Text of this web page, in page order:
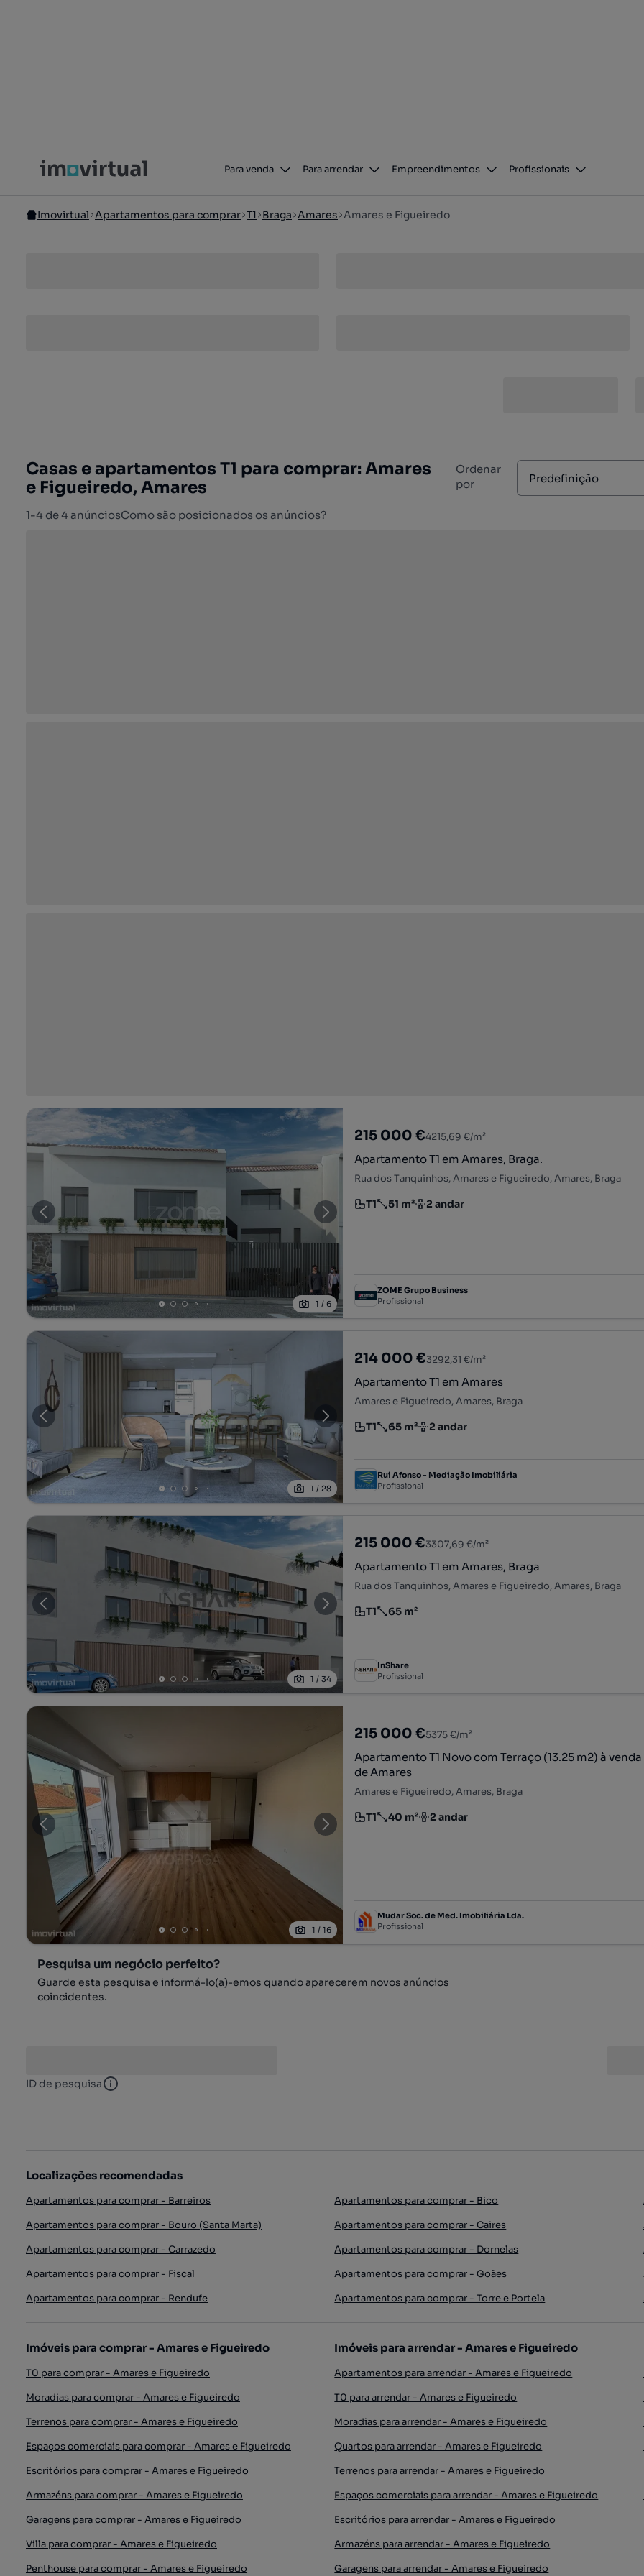
Para venda Para arrendar Empreendimentos Profissionais
Imovirtual Apartamentos para comprar T1 Braga Amares Amares e Figueiredo
Casas e apartamentos T1 para comprar: Amares
e Figueiredo, Amares
1-4 de 4 anúnciosComo são posicionados os anúncios?
Ordenar
por
Predefinição
1 / 6
215 000 €4215,69 €/m²
Apartamento T1 em Amares, Braga.
Rua dos Tanquinhos, Amares e Figueiredo, Amares, Braga
Tipologia
T1
Preço por metro quadrado
51 m²
Andar 2 andar
ZOME Grupo Business
Profissional
1 / 28
214 000 €3292,31 €/m²
Apartamento T1 em Amares
Amares e Figueiredo, Amares, Braga
Tipologia
T1
Preço por metro quadrado
65 m²
Andar 2 andar
Rui Afonso - Mediação Imobiliária
Profissional
1 /34
215 000 €3307,69 €/m²
Apartamento T1 em Amares, Braga
Rua dos Tanquinhos, Amares e Figueiredo, Amares, Braga
Tipologia
T1
Preço por metro quadrado
65 m²
InShare
Profissional
1 /16
215 000 €5375 €/m²
Apartamento T1 Novo com Terraço (13.25 m2) à
de Amares
Amares e Figueiredo, Amares, Braga
Tipologia
T1
Preço por metro quadrado
40 m²
Andar 2 andar
Mudar Soc. de Med. Imobiliária Lda.
Profissional
Pesquisa um negócio perfeito?
Guarde esta pesquisa e informá-lo(a)-emos quando aparecerem novos anúncios
coincidentes.
ID de pesquisa ID de pesquisa
Localizações recomendadas
Apartamentos para comprar - Barreiros Apartamentos para comprar - Bico
Apartamentos para comprar - Bouro (Santa Marta)
Apartamentos para comprar - Caires
Apartamentos para comprar - Carrazedo
Apartamentos para comprar - Dornelas
Apartamentos para comprar - Fiscal
Apartamentos para comprar - Goães
Apartamentos para comprar - Rendufe
Apartamentos para comprar - Torre e Portela
Imóveis para comprar - Amares e Figueiredo
T0 para comprar - Amares e Figueiredo
Moradias para comprar - Amares e Figueiredo
Terrenos para comprar - Amares e Figueiredo
Espaços comerciais para comprar - Amares e Figueiredo
Escritórios para comprar - Amares e Figueiredo
Armazéns para comprar - Amares e Figueiredo
Garagens para comprar - Amares e Figueiredo
Villa para comprar - Amares e Figueiredo
Penthouse para comprar - Amares e Figueiredo
Imóveis para arrendar - Amares e Figueiredo
Apartamentos para arrendar - Amares e Figueiredo
T0 para arrendar - Amares e Figueiredo
Moradias para arrendar - Amares e Figueiredo
Quartos para arrendar - Amares e Figueiredo
Terrenos para arrendar - Amares e Figueiredo
Espaços comerciais para arrendar - Amares e Figueiredo
Escritórios para arrendar - Amares e Figueiredo
Armazéns para arrendar - Amares e Figueiredo
Garagens para arrendar - Amares e Figueiredo